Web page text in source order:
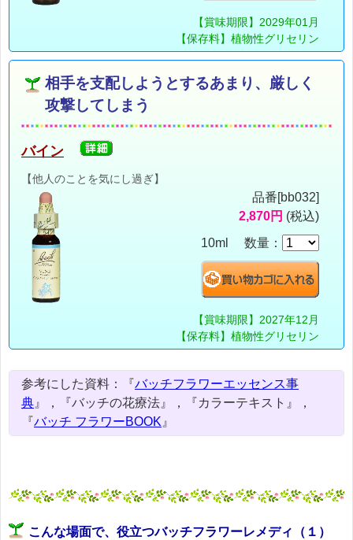
【賞味期限】2029年01月
【保存料】植物性グリセリン
相手を支配しようとするあまり、厳しく
攻撃してしまう
バイン
【他人のことを気にし過ぎ】
品番[bb032]
2,870円 (税込)
10ml 数量：
【賞味期限】2027年12月
【保存料】植物性グリセリン
参考にした資料：『バッチフラワーエッセンス事
典 』，『バッチの花療法』，『カラーテキスト』，
『バッチ フラワーBOOK 』
こんな場面で、役立つバッチフラワーレメディ（１）